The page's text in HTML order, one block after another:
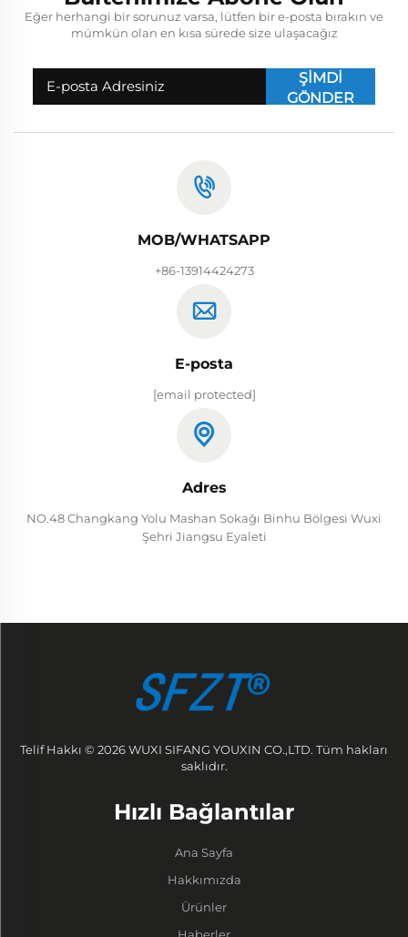
Eğer herhangi bir sorunuz varsa, lütfen bir e-posta bırakın ve
mümkün olan en kısa sürede size ulaşacağız
ŞİMDİ
GÖNDER
MOB/WHATSAPP
+86-13914424273
E-posta
[email protected]
Adres
NO.48 Changkang Yolu Mashan Sokağı Binhu Bölgesi Wuxi
Şehri Jiangsu Eyaleti
Telif Hakkı © 2026 WUXI SIFANG YOUXIN CO.,LTD. Tüm hakları
saklıdır.
Hızlı Bağlantılar
Ana Sayfa
Hakkımızda
Ürünler